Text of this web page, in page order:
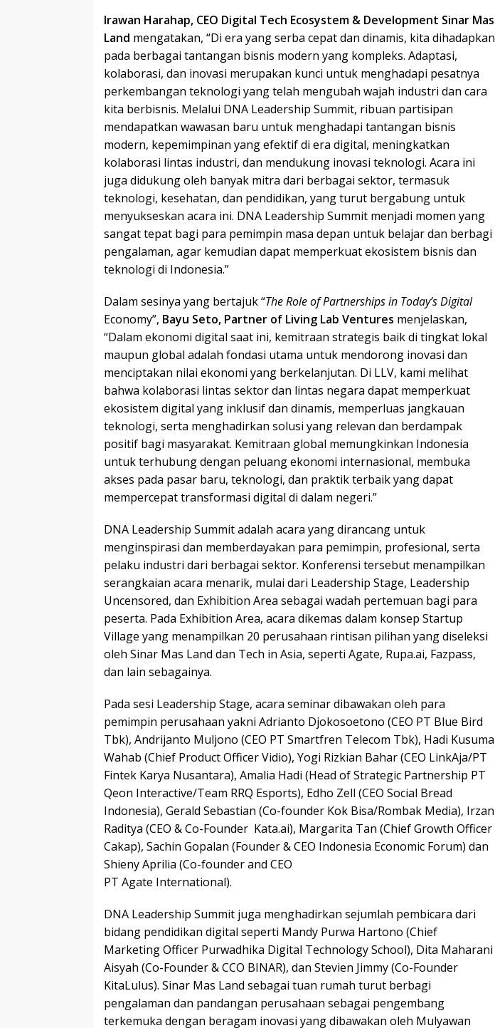
Irawan Harahap, CEO Digital Tech Ecosystem & Development Sinar Mas
Land mengatakan, “Di era yang serba cepat dan dinamis, kita dihadapkan
pada berbagai tantangan bisnis modern yang kompleks. Adaptasi,
kolaborasi, dan inovasi merupakan kunci untuk menghadapi pesatnya
perkembangan teknologi yang telah mengubah wajah industri dan cara
kita berbisnis. Melalui DNA Leadership Summit, ribuan partisipan
mendapatkan wawasan baru untuk menghadapi tantangan bisnis
modern, kepemimpinan yang efektif di era digital, meningkatkan
kolaborasi lintas industri, dan mendukung inovasi teknologi. Acara ini
juga didukung oleh banyak mitra dari berbagai sektor, termasuk
teknologi, kesehatan, dan pendidikan, yang turut bergabung untuk
menyukseskan acara ini. DNA Leadership Summit menjadi momen yang
sangat tepat bagi para pemimpin masa depan untuk belajar dan berbagi
pengalaman, agar kemudian dapat memperkuat ekosistem bisnis dan
teknologi di Indonesia.”
Dalam sesinya yang bertajuk “The Role of Partnerships in Today’s Digital
Economy”, Bayu Seto, Partner of Living Lab Ventures menjelaskan,
“Dalam ekonomi digital saat ini, kemitraan strategis baik di tingkat lokal
maupun global adalah fondasi utama untuk mendorong inovasi dan
menciptakan nilai ekonomi yang berkelanjutan. Di LLV, kami melihat
bahwa kolaborasi lintas sektor dan lintas negara dapat memperkuat
ekosistem digital yang inklusif dan dinamis, memperluas jangkauan
teknologi, serta menghadirkan solusi yang relevan dan berdampak
positif bagi masyarakat. Kemitraan global memungkinkan Indonesia
untuk terhubung dengan peluang ekonomi internasional, membuka
akses pada pasar baru, teknologi, dan praktik terbaik yang dapat
mempercepat transformasi digital di dalam negeri.”
DNA Leadership Summit adalah acara yang dirancang untuk
menginspirasi dan memberdayakan para pemimpin, profesional, serta
pelaku industri dari berbagai sektor. Konferensi tersebut menampilkan
serangkaian acara menarik, mulai dari Leadership Stage, Leadership
Uncensored, dan Exhibition Area sebagai wadah pertemuan bagi para
peserta. Pada Exhibition Area, acara dikemas dalam konsep Startup
Village yang menampilkan 20 perusahaan rintisan pilihan yang diseleksi
oleh Sinar Mas Land dan Tech in Asia, seperti Agate, Rupa.ai, Fazpass,
dan lain sebagainya.
Pada sesi Leadership Stage, acara seminar dibawakan oleh para
pemimpin perusahaan yakni Adrianto Djokosoetono (CEO PT Blue Bird
Tbk), Andrijanto Muljono (CEO PT Smartfren Telecom Tbk), Hadi Kusuma
Wahab (Chief Product Officer Vidio), Yogi Rizkian Bahar (CEO LinkAja/PT
Fintek Karya Nusantara), Amalia Hadi (Head of Strategic Partnership PT
Qeon Interactive/Team RRQ Esports), Edho Zell (CEO Social Bread
Indonesia), Gerald Sebastian (Co-founder Kok Bisa/Rombak Media), Irzan
Raditya (CEO & Co-Founder Kata.ai), Margarita Tan (Chief Growth Officer
Cakap), Sachin Gopalan (Founder & CEO Indonesia Economic Forum) dan
Shieny Aprilia (Co-founder and CEO
PT Agate International).
DNA Leadership Summit juga menghadirkan sejumlah pembicara dari
bidang pendidikan digital seperti Mandy Purwa Hartono (Chief
Marketing Officer Purwadhika Digital Technology School), Dita Maharani
Aisyah (Co-Founder & CCO BINAR), dan Stevien Jimmy (Co-Founder
KitaLulus). Sinar Mas Land sebagai tuan rumah turut berbagi
pengalaman dan pandangan perusahaan sebagai pengembang
terkemuka dengan beragam inovasi yang dibawakan oleh Mulyawan